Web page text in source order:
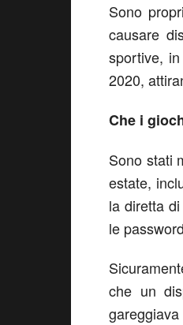
Sono
causare
sportive,
2020,
Che i
Sono stati
estate,
la diretta
le
che un